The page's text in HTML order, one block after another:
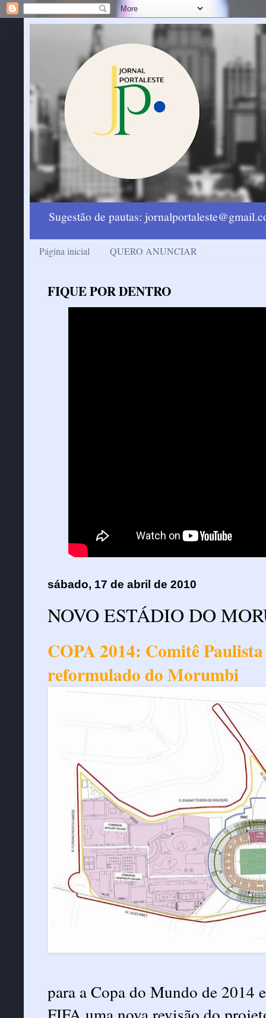
Sugestão de pautas:
Página inicial QUERO ANUNCIAR
FIQUE POR DENTRO
sábado, 17 de abril de 2010
NOVO ESTÁDIO DO
COPA 2014: Comitê
reformulado do Morumbi
para a Copa do Mundo de 2014